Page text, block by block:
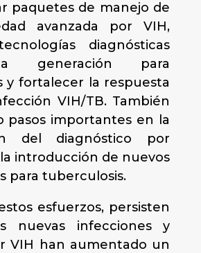
paquetes de manejo de
avanzada por VIH,
diagnósticas
generación para
y fortalecer la respuesta
VIH/TB. También
pasos importantes en la
del diagnóstico por
introducción de nuevos
para tuberculosis.
esfuerzos, persisten
nuevas infecciones y
VIH han aumentado un